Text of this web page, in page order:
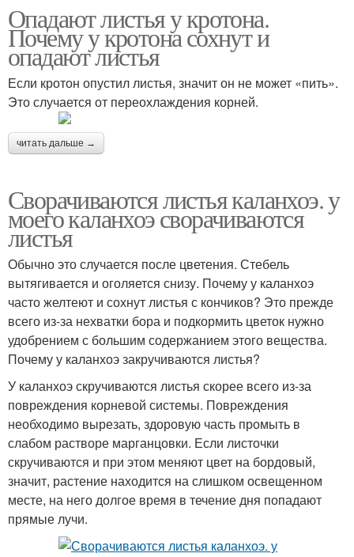
Опадают листья у кротона.
Почему у кротона сохнут и
опадают листья
Если кротон опустил листья, значит он не может «пить».
Это случается от переохлаждения корней.
читать дальше →
Сворачиваются листья каланхоэ. у
моего каланхоэ сворачиваются
листья
Обычно это случается после цветения. Стебель
вытягивается и оголяется снизу. Почему у каланхоэ
часто желтеют и сохнут листья с кончиков? Это прежде
всего из-за нехватки бора и подкормить цветок нужно
удобрением с большим содержанием этого вещества.
Почему у каланхоэ закручиваются листья?
У каланхоэ скручиваются листья скорее всего из-за
повреждения корневой системы. Повреждения
необходимо вырезать, здоровую часть промыть в
слабом растворе марганцовки. Если листочки
скручиваются и при этом меняют цвет на бордовый,
значит, растение находится на слишком освещенном
месте, на него долгое время в течение дня попадают
прямые лучи.